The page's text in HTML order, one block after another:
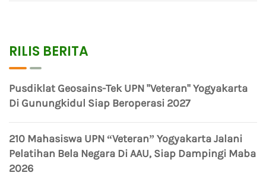
RILIS BERITA
Pusdiklat Geosains-Tek UPN "Veteran" Yogyakarta
Di Gunungkidul Siap Beroperasi 2027
210 Mahasiswa UPN “Veteran” Yogyakarta Jalani
Pelatihan Bela Negara Di AAU, Siap Dampingi Maba
2026